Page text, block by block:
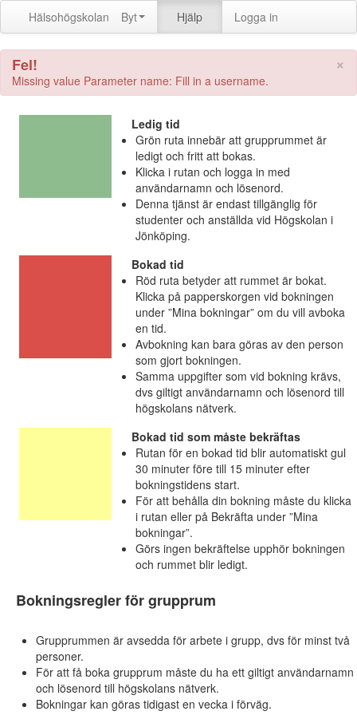
Hälsohögskolan Byt Hjälp Logga in
×
Fel!
Missing value Parameter name: Fill in a username.
Ledig tid
Grön ruta innebär att grupprummet är
ledigt och fritt att bokas.
Klicka i rutan och logga in med
användarnamn och lösenord.
Denna tjänst är endast tillgänglig för
studenter och anställda vid Högskolan i
Jönköping.
Bokad tid
Röd ruta betyder att rummet är bokat.
Klicka på papperskorgen vid bokningen
under ”Mina bokningar” om du vill avboka
en tid.
Avbokning kan bara göras av den person
som gjort bokningen.
Samma uppgifter som vid bokning krävs,
dvs giltigt användarnamn och lösenord till
högskolans nätverk.
Bokad tid som måste bekräftas
Rutan för en bokad tid blir automatiskt gul
30 minuter före till 15 minuter efter
bokningstidens start.
För att behålla din bokning måste du klicka
i rutan eller på Bekräfta under ”Mina
bokningar”.
Görs ingen bekräftelse upphör bokningen
och rummet blir ledigt.
Bokningsregler för grupprum
Grupprummen är avsedda för arbete i grupp, dvs för minst två
personer.
För att få boka grupprum måste du ha ett giltigt användarnamn
och lösenord till högskolans nätverk.
Bokningar kan göras tidigast en vecka i förväg.